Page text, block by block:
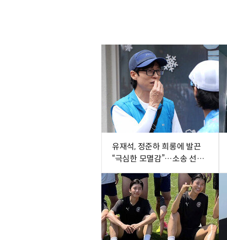
유재석, 정준하 희롱에 발끈
“극심한 모멸감”…소송 선언
(놀뭐)